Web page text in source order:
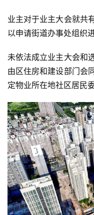
业主对于业主大会就共
以申请街道办事处组织
未依法成立业主大会和
由区住房和建设部门会
定物业所在地社区居民